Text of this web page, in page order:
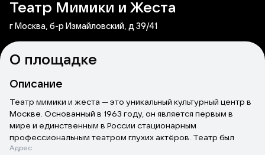
Театр Мимики и Жеста
г Москва, б-р Измайловский, д 39/41
О площадке
Описание
Театр мимики и жеста — это уникальный культурный центр в
Москве. Основанный в 1963 году, он является первым в
мире и единственным в России стационарным
профессиональным театром глухих актёров. Театр был
преобразован из студии и с тех пор стал важной частью
Адрес